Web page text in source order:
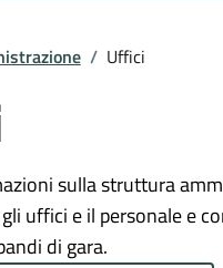
/ Uffici
sulla struttura
uffici e il personale e
di gara.